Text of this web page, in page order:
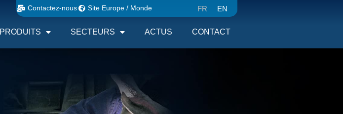
Contactez-nous Site Europe / Monde FR EN
PRODUITS SECTEURS ACTUS CONTACT